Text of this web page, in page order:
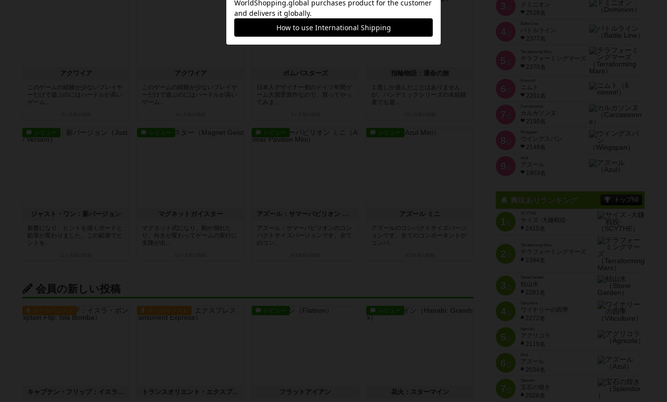
アクワイア
このゲームの経験が少ないプレイヤ
ーだけで遊ぶのにはハードルが高い
ゲーム...
アクワイア
このゲームの経験が少ないプレイヤ
ーだけで遊ぶのにはハードルが高い
ゲーム...
ボムバスターズ
日本人デザイナー初のドイツ年間ゲ
ーム大賞受賞作なので、買ってやっ
てみま...
指輪物語：運命の旅
１度しか遊んだことはありません
が、パンデミックシリーズの未経験
者でも遊...
レビュー
ジャスト・ワン：新バージョン
新盤になり、ヒントを描くボードと
鉛筆が変わりました。この鉛筆でヒ
ントを...
レビュー
マグネットガイスター
マグネット式になり、駒が倒れた
り、向きが変わってゲームの実行に
支障が出...
レビュー
アズール：サマーパビリオン ミニ
アズール：サマーパビリオンのコン
パクトサイズバージョンです。全て
のコン...
レビュー
アズール ミニ
アズールのコンパクトサイズバージ
ョンです。全てのコンポーネントが
コンパ...
会員の新しい投稿
ルール/インスト
キャプテン・フリップ：イスラ・ボンバ
ルール/インスト
トランスオリエント・エクスプレス
レビュー
フラットアイアン
レビュー
花火：スターマイン
3 位
ドミニオン
2528名
4位
Battle Line
バトルライン
2377名
5 位
Terraforming Mars
テラフォーミングマーズ
2370名
6 位
ニムト
2201名
7 位
Carcassonne
カルカソンヌ
2190名
8 位
Wingspan
ウイングスパン
2149名
9 位
Azul
アズール
1903名
興味ありランキング トップ50
1位
SCYTHE
サイズ -大鎌戦役-
2415名
2位
Terraforming Mars
テラフォーミングマーズ
2394名
3位
Stone Garden
枯山水
2281名
4位
Viticulture
ワイナリーの四季
2272名
5位
Agricola
アグリコラ
2119名
6位
Azul
アズール
2034名
7位
宝石の煌き
2028名